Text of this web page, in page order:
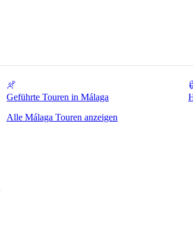
Geführte Touren in Málaga
Alle Málaga Touren anzeigen